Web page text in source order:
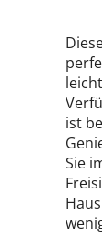
ist
Sie